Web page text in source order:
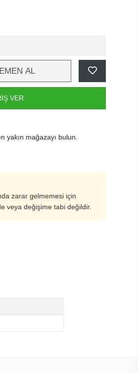
AL
VER
yakın mağazayı bulun.
zarar gelmemesi için
veya değişime tabi değildir.